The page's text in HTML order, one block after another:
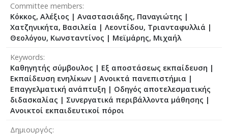
Committee members
Κόκκος, Αλέξιος | Αναστασιάδης, Παναγιώτης |
Χατζηνικήτα, Βασιλεία | Λεοντίδου, Τριανταφυλλιά |
Θεολόγου, Κωνσταντίνος | Μεϊμάρης, Μιχαήλ
Keywords
Καθηγητής σύμβουλος | Εξ αποστάσεως εκπαίδευση |
Εκπαίδευση ενηλίκων | Ανοικτά πανεπιστήμια |
Επαγγελματική ανάπτυξη | Οδηγός αποτελεσματικής
διδασκαλίας | Συνεργατικά περιβάλλοντα μάθησης |
Ανοικτοί εκπαιδευτικοί πόροι
Δημιουργός